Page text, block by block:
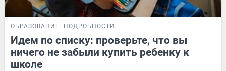
ОБРАЗОВАНИЕ ПОДРОБНОСТИ
Идем по списку: проверьте, что вы
ничего не забыли купить ребенку к
школе